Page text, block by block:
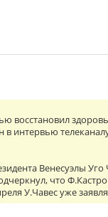
восстановил
интервью
Венесуэлы
что
У.Чавес уже